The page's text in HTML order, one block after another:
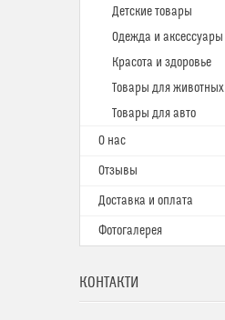
Детские товары
Одежда и аксессуары
Красота и здоровье
Товары для животных
Товары для авто
О нас
Отзывы
Доставка и оплата
Фотогалерея
КОНТАКТИ